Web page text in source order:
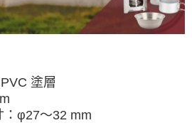
以上)免運費
塗層
：φ27～32 mm